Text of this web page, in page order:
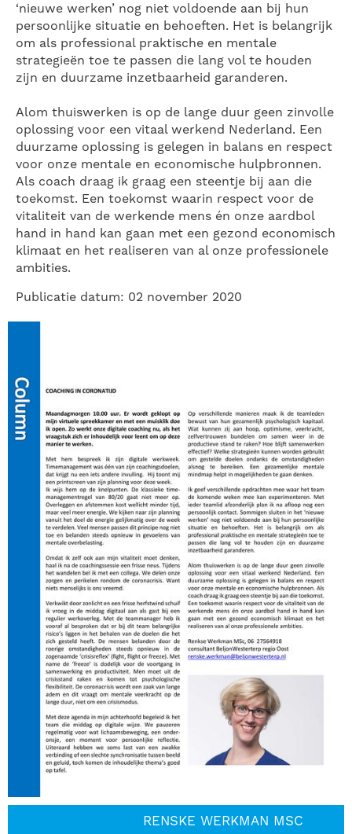
‘nieuwe werken’ nog niet voldoende aan bij hun
persoonlijke situatie en behoeften. Het is belangrijk
om als professional praktische en mentale
strategieën toe te passen die lang vol te houden
zijn en duurzame inzetbaarheid garanderen.
Alom thuiswerken is op de lange duur geen zinvolle
oplossing voor een vitaal werkend Nederland. Een
duurzame oplossing is gelegen in balans en respect
voor onze mentale en economische hulpbronnen.
Als coach draag ik graag een steentje bij aan die
toekomst. Een toekomst waarin respect voor de
vitaliteit van de werkende mens én onze aardbol
hand in hand kan gaan met een gezond economisch
klimaat en het realiseren van al onze professionele
ambities.
Publicatie datum: 02 november 2020
RENSKE WERKMAN MSC